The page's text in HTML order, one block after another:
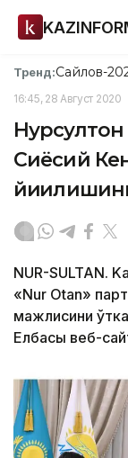
Тренд:Сайлов-
16:45, 28 Август 2020
Сиёсий
NUR-SULTAN.
«Nur Otan»
мажлисини
Елбасы веб-